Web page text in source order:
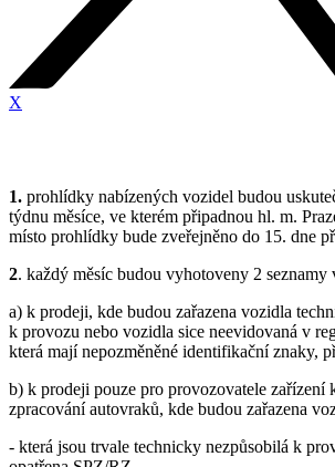
X
1. prohlídky nabízených vozidel budou
týdnu měsíce, ve kterém připadnou hl. m.
místo prohlídky bude zveřejněno do 15. dne
2. každý měsíc budou vyhotoveny 2 seznamy
a) k prodeji, kde budou zařazena vozidla
k provozu nebo vozidla sice neevidovaná v
která mají nepozměněné identifikační znaky,
b) k prodeji pouze pro provozovatele zařízení
zpracování autovraků, kde budou zařazena
- která jsou trvale technicky nezpůsobilá k